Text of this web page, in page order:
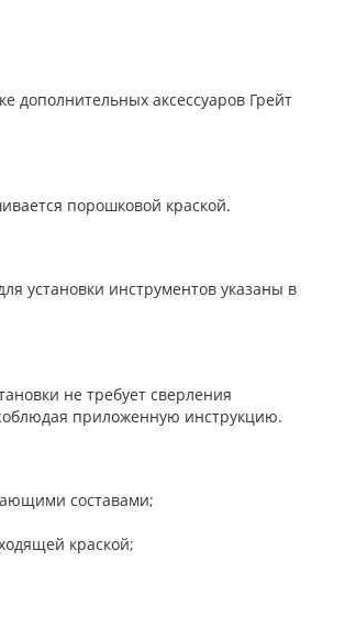
аксессуаров Грейт
порошковой краской.
установки инструментов указаны в
не требует сверления
приложенную инструкцию.
составами;
краской;